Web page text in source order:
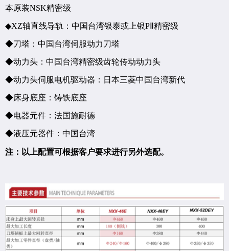
本原装NSK精密级
◆XZ轴直线导轨：中国台湾银泰或上银P 精密级
◆刀塔：中国台湾伺服动力刀塔
◆动力头：中国台湾精密级齿轮传动动力头
◆动力头伺服电机驱动器：日本三菱中国台湾新代
◆床身底座：铸铁底座
◆电器元件：法国施耐德
◆液压元器件：中国台湾
注：以上配置可根据客户要求进行另外选配。